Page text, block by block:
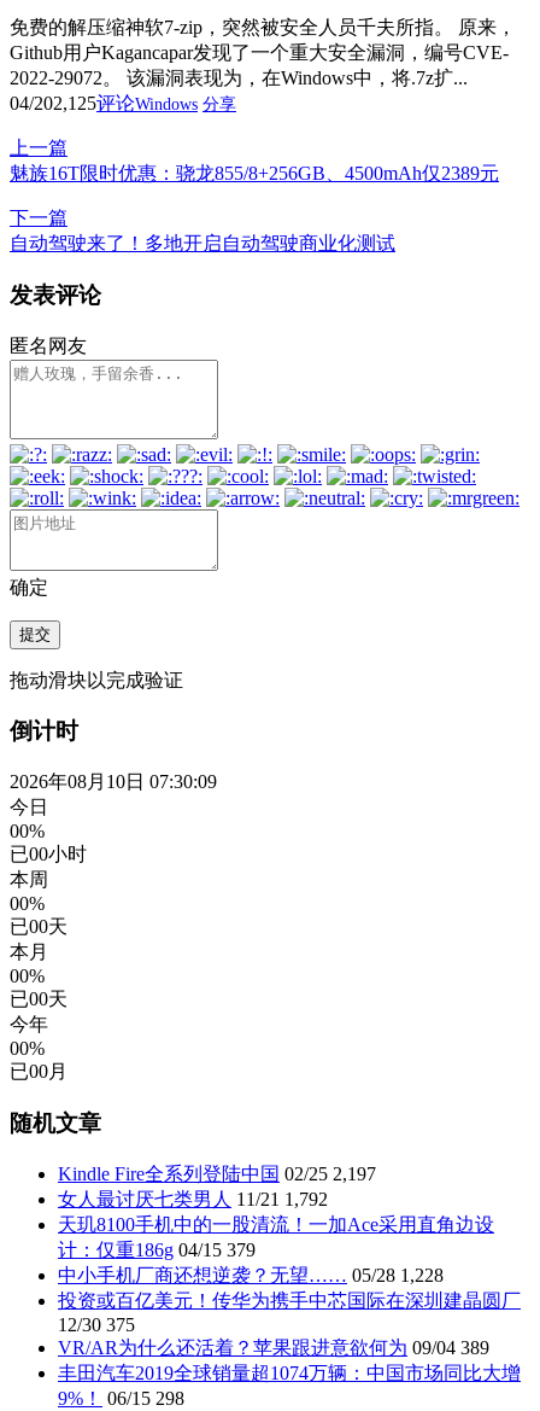
免费的解压缩神软7-zip，突然被安全人员千夫所指。 原来，
Github用户Kagancapar发现了一个重大安全漏洞，编号CVE-
2022-29072。 该漏洞表现为，在Windows中，将.7z扩...
04/202,125评论Windows 分享
上一篇
魅族16T限时优惠：骁龙855/8+256GB、4500mAh仅2389元
下一篇
自动驾驶来了！多地开启自动驾驶商业化测试
发表评论
匿名网友
确定
提交
拖动滑块以完成验证
倒计时
2026年08月10日 07:30:10
今日
00%
已00小时
本周
00%
已00天
本月
00%
已00天
今年
00%
已00月
随机文章
Kindle Fire全系列登陆中国 02/25 2,197
女人最讨厌七类男人 11/21 1,792
天玑8100手机中的一股清流！一加Ace采用直角边设
计：仅重186g 04/15 379
中小手机厂商还想逆袭？无望…… 05/28 1,228
投资或百亿美元！传华为携手中芯国际在深圳建晶圆厂
12/30 375
VR/AR为什么还活着？苹果跟进意欲何为 09/04 389
丰田汽车2019全球销量超1074万辆：中国市场同比大增
9%！
06/15 298